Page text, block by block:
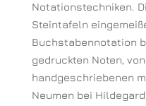
Notationstechniken.
Steintafeln
Buchstabennotation
gedruckten Noten, von
handgeschriebenen
Neumen bei